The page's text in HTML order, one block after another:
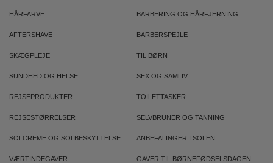
HÅRFARVE BARBERING OG HÅRFJERNING
AFTERSHAVE BARBERSPEJLE
SKÆGPLEJE TIL BØRN
SUNDHED OG HELSE SEX OG SAMLIV
REJSEPRODUKTER TOILETTASKER
REJSESTØRRELSER SELVBRUNER OG TANNING
SOLCREME OG SOLBESKYTTELSE ANBEFALINGER I SOLEN
VÆRTINDEGAVER GAVER TIL BØRNEFØDSELSDAGEN